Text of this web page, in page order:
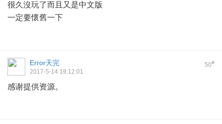
很久沒玩了而且又是中文版
一定要懷舊一下
50#
Error天完
2017-5-14 19:12:01
感谢提供资源。